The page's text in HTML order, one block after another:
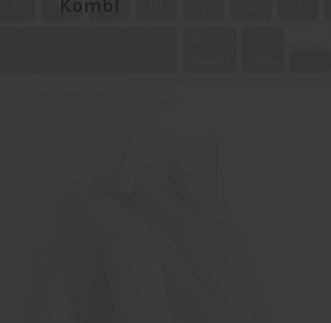
Kombi